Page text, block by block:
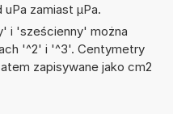
uPa zamiast µPa.
i 'sześcienny' można
'^2' i '^3'. Centymetry
zapisywane jako cm2